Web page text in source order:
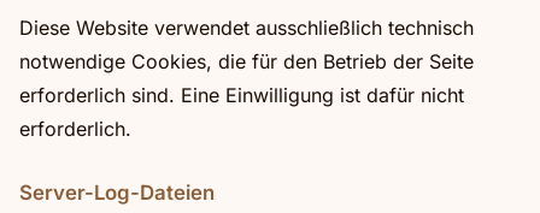
Diese Website verwendet ausschließlich technisch
notwendige Cookies, die für den Betrieb der Seite
erforderlich sind. Eine Einwilligung ist dafür nicht
erforderlich.
Server-Log-Dateien